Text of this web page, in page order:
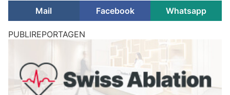
Mail
Facebook Whatsapp
PUBLIREPORTAGEN